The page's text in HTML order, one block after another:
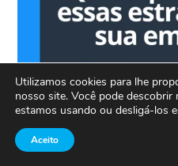
Utilizamos cookies para lhe
nosso site. Você pode descobrir
estamos usando ou desligá-los
Aceito